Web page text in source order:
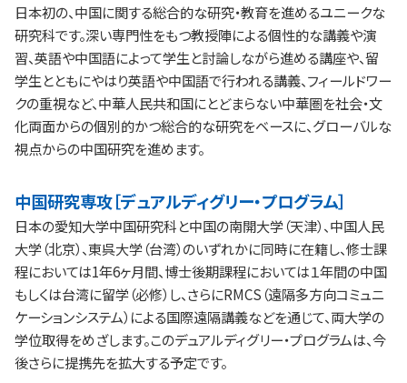
日本初の、中国に関する総合的な研究・教育を進めるユニークな
研究科です。深い専門性をもつ教授陣による個性的な講義や演
習、英語や中国語によって学生と討論しながら進める講座や、留
学生とともにやはり英語や中国語で行われる講義、フィールドワー
クの重視など、中華人民共和国にとどまらない中華圏を社会・文
化両面からの個別的かつ総合的な研究をベースに、グローバルな
視点からの中国研究を進めます。
中国研究専攻［デュアルディグリー・プログラム］
日本の愛知大学中国研究科と中国の南開大学（天津）、中国人民
大学（北京）、東呉大学（台湾）のいずれかに同時に在籍し、修士課
程においては1年6ヶ月間、博士後期課程においては１年間の中国
もしくは台湾に留学（必修）し、さらにRMCS（遠隔多方向コミュニ
ケーションシステム）による国際遠隔講義などを通じて、両大学の
学位取得をめざします。このデュアルディグリー・プログラムは、今
後さらに提携先を拡大する予定です。